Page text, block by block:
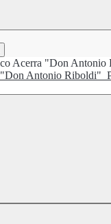
"Don Antonio Riboldi"